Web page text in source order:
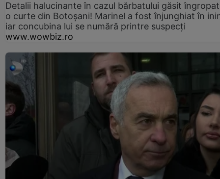
Detalii halucinante în cazul bărbatului găsit
o curte din Botoșani! Marinel a fost înjunghiat în
iar concubina lui se numără printre suspecți
www.wowbiz.ro